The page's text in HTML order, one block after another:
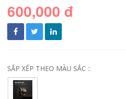
600,000 đ
SẮP XẾP THEO MÀU SẮC ::